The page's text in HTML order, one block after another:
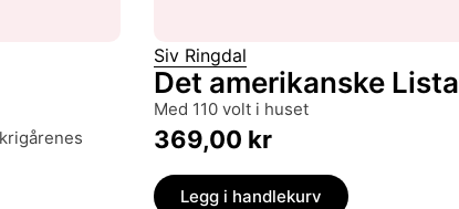
Siv Ringdal
Det amerikanske Lista
med 110 volt i huset
369,00 kr
Legg i handlekurv